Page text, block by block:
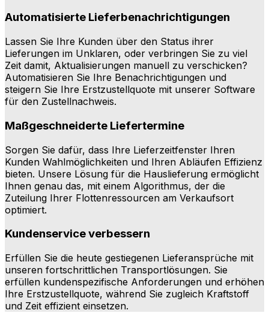
Automatisierte Lieferbenachrichtigungen
Lassen Sie Ihre Kunden über den Status ihrer
Lieferungen im Unklaren, oder verbringen Sie zu viel
Zeit damit, Aktualisierungen manuell zu verschicken?
Automatisieren Sie Ihre Benachrichtigungen und
steigern Sie Ihre Erstzustellquote mit unserer Software
für den Zustellnachweis.
Maßgeschneiderte Liefertermine
Sorgen Sie dafür, dass Ihre Lieferzeitfenster Ihren
Kunden Wahlmöglichkeiten und Ihren Abläufen Effizienz
bieten. Unsere Lösung für die Hauslieferung ermöglicht
Ihnen genau das, mit einem Algorithmus, der die
Zuteilung Ihrer Flottenressourcen am Verkaufsort
optimiert.
Kundenservice verbessern
Erfüllen Sie die heute gestiegenen Lieferansprüche mit
unseren fortschrittlichen Transportlösungen. Sie
erfüllen kundenspezifische Anforderungen und erhöhen
Ihre Erstzustellquote, während Sie zugleich Kraftstoff
und Zeit effizient einsetzen.